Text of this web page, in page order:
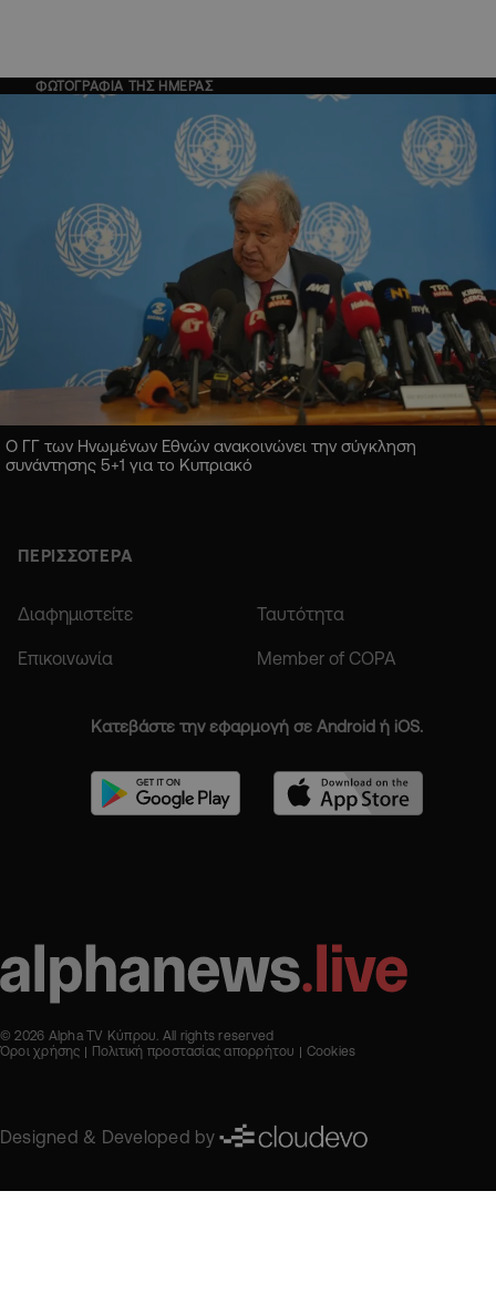
ΦΩΤΟΓΡΑΦΙΑ ΤΗΣ ΗΜΕΡΑΣ
Ο ΓΓ των Ηνωμένων Εθνών ανακοινώνει την σύγκληση
συνάντησης 5+1 για το Κυπριακό
ΠΕΡΙΣΣΟΤΕΡΑ
Διαφημιστείτε Ταυτότητα
Επικοινωνία Member of COPA
Κατεβάστε την εφαρμογή σε Android ή iOS.
© 2026 Alpha TV Κύπρου. All rights reserved
Όροι χρήσης
Πολιτική προστασίας απορρήτου Cookies
Designed & Developed by